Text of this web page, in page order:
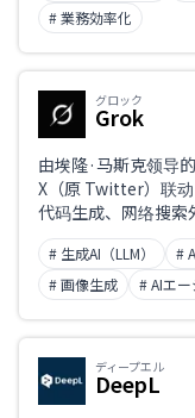
# 業務効率化
グロック
Grok
由埃隆·马斯克领导
X（原 Twitter）联动
代码生成、网络搜
Imagine」，以及自
# 生成AI（LLM） #
# 画像生成
# AIエ
ディープエル
DeepL